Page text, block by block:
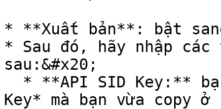
* **Xuất bản**: bật
* Sau đó, hãy nhập
sau:&#x20;
Key* mà bạn vừa copy